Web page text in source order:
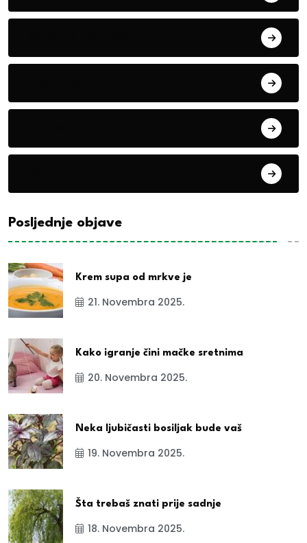
Posljednje objave
Krem supa od mrkve je
21. Novembra 2025.
Kako igranje čini mačke sretnima
20. Novembra 2025.
Neka ljubičasti bosiljak bude vaš
19. Novembra 2025.
Šta trebaš znati prije sadnje
18. Novembra 2025.